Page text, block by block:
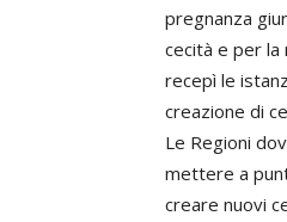
pregnanza
cecità e per la
recepì le
creazione di
Le Regioni
mettere a
creare nuovi